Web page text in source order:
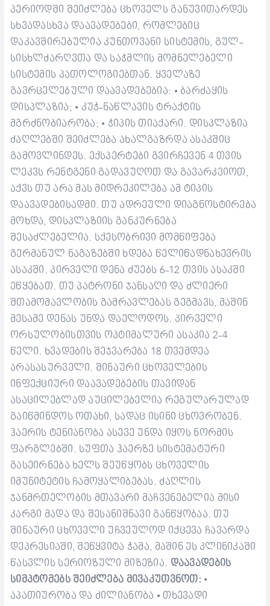
პერიოდში შეიძლება ცხოველს განუვითარდეს
სხვადასხვა დაავადებები, რომლებიც
დაკავშირებულია კუნთოვანი სისტემის, გულ-
სისხლძარღვთა და საჭმლის მომნელებელი
სისტემის პათოლოგიებთან. ყველაზე
გავრცელებული დაავადებებია: • ბარძაყის
დისპლაზია; • კუჭ-ნაწლავის ტრაქტის
მგრძნობიარობა; • ჭიპის თიაქარი. დისპლაზია
ძაღლებში შეიძლება ახალგაზრდა ასაკშიც
გამოვლინდეს. ექსპერტები გვირჩევენ 4 თვის
ლეკვს რენტგენი გადავუღოთ და გავარკვიოთ,
აქვს თუ არა მას მიდრეკილება ამ ტიპის
დაავადებისადმი. თუ ადრეული დიაგნოსტირება
მოხდა, დისპლაზიის განკურნება
შესაძლებელია. სქესობრივი მომწიფება
გერმანულ ნაგაზებში ხდება წელიწადნახევრის
ასაკში. პირველი დენა ძუებს 6-12 თვის ასაკში
ეწყებათ. თუ პატრონი ჯანსაღი და ძლიერი
შთამომავლობის გამრავლებას გეგმავს, მაშინ
მესამე დენას უნდა დაელოდოს. პირველი
ორსულობისთვის ოპტიმალური ასაკია 2-4
წელი. ხვადების შეჯვარება 18 თვემდეა
არასასურველი. შინაური ცხოველების
ინფექციური დაავადებების თავიდან
ასაცილებლად აუცილებელია რეგულარულად
გაიწმინდოს ოთახი, სადაც ისინი ცხოვრობენ.
ჰაერის ტენიანობა ასევე უნდა იყოს ნორმის
ფარგლებში. სუფთა ჰაერზე სისტემატური
გასეირნება ხელს შეუწყობს ცხოველის
იმუნიტეტის ჩამოყალიბებას. ძაღლის
ჯანმრთელობის მთავარი მაჩვენებელია მისი
კარგი მადა და შესანიშნავი განწყობაა. თუ
შინაური ცხოველი უჩვეულოდ იქცევა ჩავარდა
დეპრესიაში, შეწყვიტა ჭამა, მაშინ ეს კლინიკაში
წასვლის სერიოზული მიზეზია. დაავადების
სიმპტომებს შეიძლება მივაკუთვნოთ: •
აპათიურობა და ძილიანობა • თხევადი